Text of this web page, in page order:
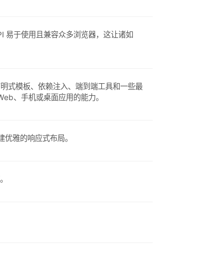
于使用且兼容众多浏览器，这让诸如
式模板、依赖注入、端到端工具和一些最
、手机或桌面应用的能力。
雅的响应式布局。